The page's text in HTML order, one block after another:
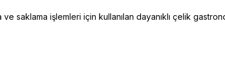
saklama işlemleri için kullanılan dayanıklı çelik